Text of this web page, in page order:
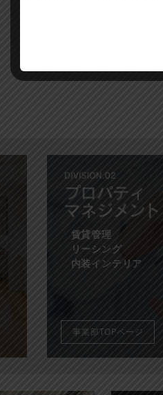
賃貸管理
リーシング
内装インテリア
事業部TOPページ